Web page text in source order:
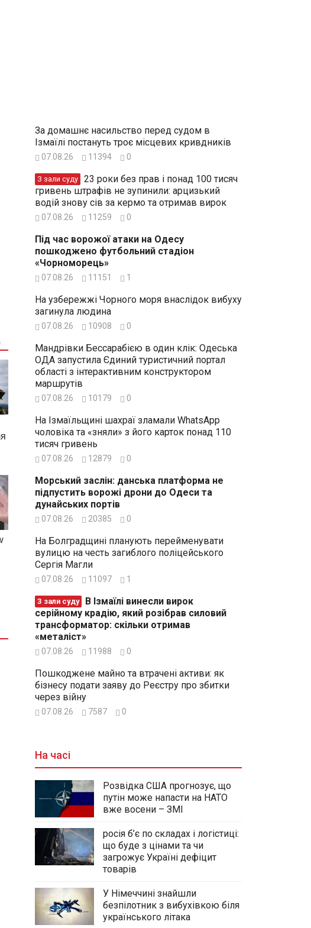
За домашнє насильство перед судом в
Ізмаїлі постануть троє місцевих кривдників
07.08.26 11394 0
З зали суду
гривень штрафів не зупинили: арцизький
водій знову сів за кермо та отримав вирок
07.08.26 11259 0
Під час ворожої атаки на Одесу
пошкоджено футбольний стадіон
«Чорноморець»
07.08.26 11151 1
На узбережжі Чорного моря внаслідок вибуху
загинула людина
07.08.26 10908 0
Мандрівки Бессарабією в один клік: Одеська
ОДА запустила Єдиний туристичний портал
області з інтерактивним конструктором
маршрутів
07.08.26 10179 0
На Ізмаїльщині шахраї зламали WhatsApp
чоловіка та «зняли» з його карток понад 110
тисяч гривень
07.08.26 12879 0
Морський заслін: данська платформа не
підпустить ворожі дрони до Одеси та
дунайських портів
07.08.26 20385 0
На Болградщині планують перейменувати
вулицю на честь загиблого поліцейського
Сергія Магли
07.08.26 11097 1
З зали суду
серійному крадію, який розібрав силовий
трансформатор: скільки отримав
«металіст»
07.08.26 11988 0
Пошкоджене майно та втрачені активи: як
бізнесу подати заяву до Реєстру про збитки
через війну
07.08.26 7587 0
На часі
Розвідка США прогнозує, що
путін може напасти на НАТО
вже восени – ЗМІ
росія б’є по складах і логістиці:
що буде з цінами та чи
загрожує Україні дефіцит
товарів
У Німеччині знайшли
безпілотник з вибухівкою біля
українського літака